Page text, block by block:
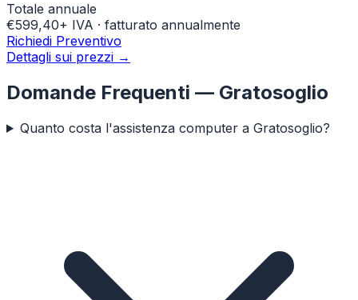
Totale annuale
€599,40+ IVA · fatturato annualmente
Richiedi Preventivo
Dettagli sui prezzi →
Domande Frequenti — Gratosoglio
Quanto costa l'assistenza computer a Gratosoglio?